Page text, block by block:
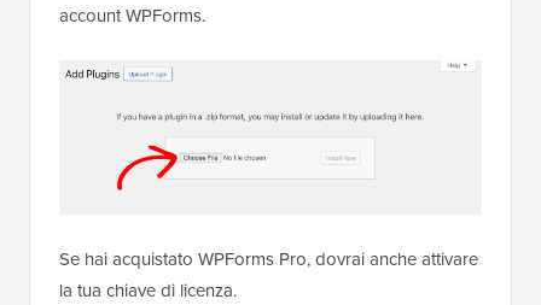
account WPForms.
Se hai acquistato WPForms Pro, dovrai anche attivare
la tua chiave di licenza.